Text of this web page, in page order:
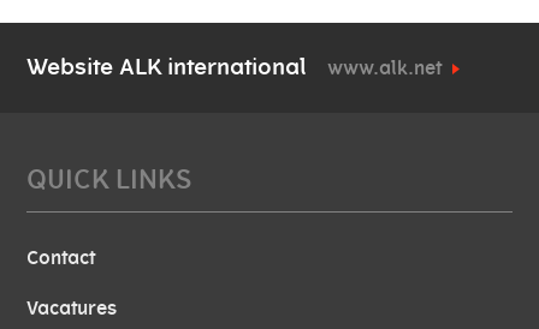
Website ALK international www.alk.net
QUICK LINKS
Contact
Vacatures